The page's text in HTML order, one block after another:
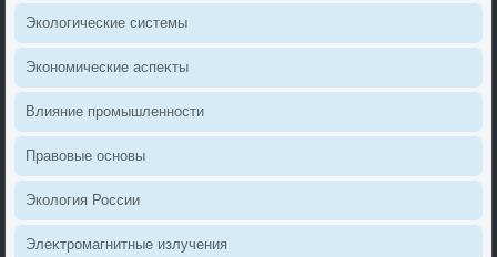
Эколοгические системы
Экономические аспеκты
Влияние промышленности
Правοвые основы
Эколοгия России
Элеκтромагнитные излучения